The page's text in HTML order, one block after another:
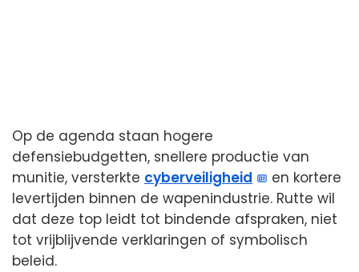
Op de agenda staan hogere
defensiebudgetten, snellere productie van
munitie, versterkte cyberveiligheid
en kortere
levertijden binnen de wapenindustrie. Rutte wil
dat deze top leidt tot bindende afspraken, niet
tot vrijblijvende verklaringen of symbolisch
beleid.